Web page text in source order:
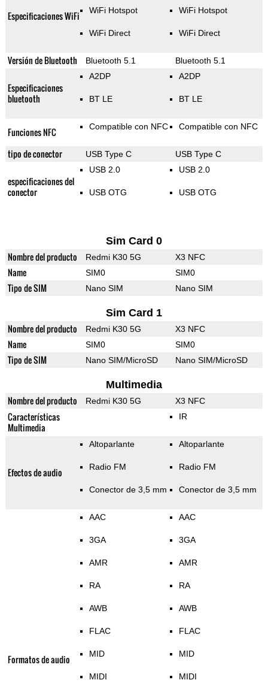
Especificaciones WiFi WiFi Hotspot
WiFi Direct
WiFi Hotspot
WiFi Direct
Versión de Bluetooth Bluetooth 5.1 Bluetooth 5.1
Especificaciones
bluetooth
A2DP
BT LE
A2DP
BT LE
Funciones NFC Compatible con NFC Compatible con NFC
tipo de conector USB Type C USB Type C
especificaciones del
conector
USB 2.0
USB OTG
USB 2.0
USB OTG
Sim Card 0
Nombre del producto Redmi K30 5G X3 NFC
Name SIM0 SIM0
Tipo de SIM Nano SIM Nano SIM
Sim Card 1
Nombre del producto Redmi K30 5G X3 NFC
Name SIM0 SIM0
Tipo de SIM Nano SIM/MicroSD Nano SIM/MicroSD
Multimedia
Nombre del producto Redmi K30 5G X3 NFC
Características
Multimedia
IR
Efectos de audio
Altoparlante
Radio FM
Conector de 3,5 mm
Altoparlante
Radio FM
Conector de 3,5 mm
Formatos de audio
AAC
3GA
AMR
RA
AWB
FLAC
MID
MIDI
AAC
3GA
AMR
RA
AWB
FLAC
MID
MIDI